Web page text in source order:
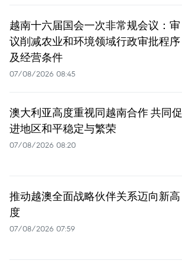
越南十六届国会一次非常规会议：审
议削减农业和环境领域行政审批程序
及经营条件
07/08/2026 08:45
澳大利亚高度重视同越南合作 共同促
进地区和平稳定与繁荣
07/08/2026 08:20
推动越澳全面战略伙伴关系迈向新高
度
07/08/2026 07:59